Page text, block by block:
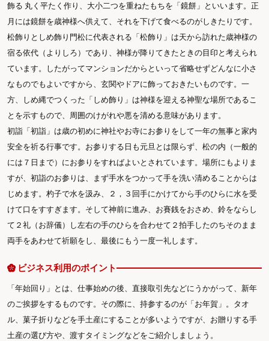
飾る 丸く平たく作り、大小二つを重ねたもちを「鏡餅」といいます。正
月には鏡餅を歳神様へ供えて、それを下げて食べるのがしきたりです。
松飾りとしめ飾り門松に代表される「松飾り」は天から訪れた歳神様の
宿る依代（よりしろ）であり、神様が降りてきたときの目印と考えられ
ています。したがってマンションだからといって省略せずどんなに小さ
なものでもよいですから、玄関やドアに飾っておきたいものです。一
方、しめ縄でつくった「しめ飾り」は神様を迎える神聖な場所であるこ
とを示すもので、周囲のけがれや悪を清める意味があります。
初詣「初詣」は歳の初めに神社やお寺にお参りをして一年の無事と家内
安全を祈る行事です。お参りする日も元旦とは限らず、松の内（一般的
には７日まで）にお参りをすればよいとされています。場所にもよりま
すが、初詣のお参りは、まず手水をつかって手を洗い清めることからは
じめます。杓子で水を汲み、２，３回手にかけてから手のひらに水を受
けて口をすすぎます。そして神前に進み、お賽銭をおさめ、鈴をならし
て２礼（お辞儀）し左右の手のひらを合わせて２拍手したのちそのまま
両手をあわせて祈願をし、最後にもう一度一礼します。
ビジネス利用のポイント
「年始回り」とは、仕事始めの後、直接取引先などにうかがって、新年
のご挨拶をするものです。その際に、持参するのが「お年賀」。タオ
ル、菓子折りなどを手土産にすることが多いようですが、お贈りする手
土産の選び方や、渡すタイミングなどをご紹介しましょう。